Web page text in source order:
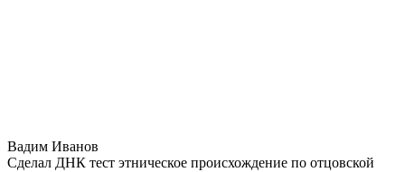
Вадим Иванов
Сделал ДНК тест этническое происхождение по отцовской